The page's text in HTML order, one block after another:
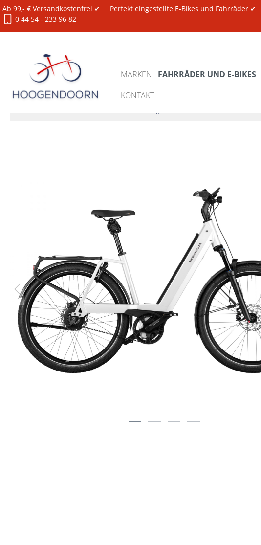
Ab 99,- € Versandkostenfrei ✔ Perfekt eingestellte E-Bikes und Fahrräder ✔
0 44 54 - 233 96 82
MARKEN FAHRRÄDER UND E-BIKES
KONTAKT